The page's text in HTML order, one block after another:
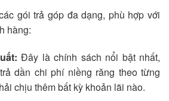
gói trả góp đa dạng, phù hợp với
hàng:
Đây là chính sách nổi bật nhất,
dần chi phí niềng răng theo từng
chịu thêm bất kỳ khoản lãi nào.